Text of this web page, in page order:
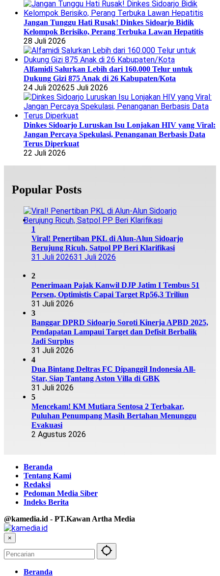
Jangan Tunggu Hati Rusak! Dinkes Sidoarjo Bidik
Kelompok Berisiko, Perang Terbuka Lawan Hepatitis
28 Juli 2026
Alfamidi Salurkan Lebih dari 160.000 Telur untuk
Dukung Gizi 875 Anak di 26 Kabupaten/Kota
24 Juli 202625 Juli 2026
Dinkes Sidoarjo Luruskan Isu Lonjakan HIV yang Viral:
Jangan Percaya Spekulasi, Penanganan Berbasis Data
Terus Diperkuat
22 Juli 2026
Popular Posts
1
Viral! Penertiban PKL di Alun-Alun Sidoarjo
Berujung Ricuh, Satpol PP Beri Klarifikasi
31 Juli 202631 Juli 2026
2
Penerimaan Pajak Kanwil DJP Jatim I Tembus 51
Persen, Optimistis Capai Target Rp56,3 Triliun
31 Juli 2026
3
Banggar DPRD Sidoarjo Soroti Kinerja APBD 2025,
Pendapatan Lampaui Target dan Defisit Berbalik
Jadi Surplus
31 Juli 2026
4
Dua Bintang Deltras FC Dipanggil Indonesia All-
Star, Siap Tantang Aston Villa di GBK
31 Juli 2026
5
Mencekam! KM Mutiara Sentosa 2 Terbakar,
Puluhan Penumpang Masih Bertahan Menunggu
Evakuasi
2 Agustus 2026
Beranda
Tentang Kami
Redaksi
Pedoman Media Siber
Indeks Berita
@kamedia.id - PT.Kawan Artha Media
×
Beranda